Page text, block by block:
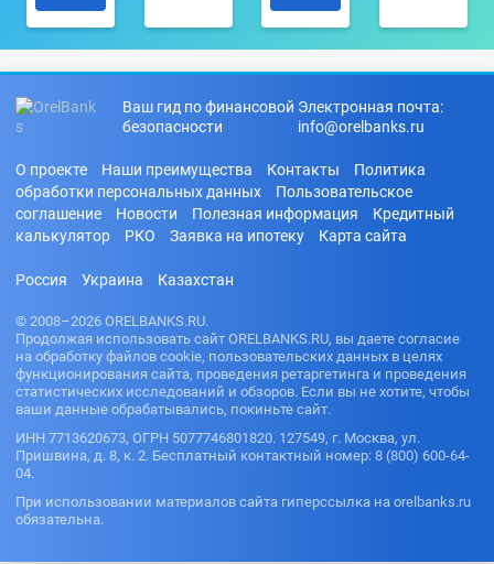
Ваш гид по финансовой
безопасности
Электронная почта:
info@orelbanks.ru
О проекте Наши преимущества Контакты
Политика
обработки персональных данных
Пользовательское
соглашение
Новости Полезная информация
Кредитный
калькулятор
РКО Заявка на ипотеку Карта сайта
Россия Украина Казахстан
© 2008–2026 ORELBANKS.RU.
Продолжая использовать сайт ORELBANKS.RU, вы даете согласие
на обработку файлов cookie, пользовательских данных в целях
функционирования сайта, проведения ретаргетинга и проведения
статистических исследований и обзоров. Если вы не хотите, чтобы
ваши данные обрабатывались, покиньте сайт.
ИНН 7713620673, ОГРН 5077746801820. 127549, г. Москва, ул.
Пришвина, д. 8, к. 2. Бесплатный контактный номер: 8 (800) 600-64-
04.
При использовании материалов сайта гиперссылка на orelbanks.ru
обязательна.